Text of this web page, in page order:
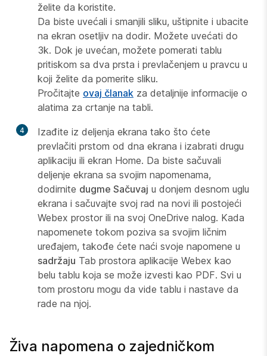
želite da koristite.
Da biste uvećali i smanjili sliku, uštipnite i ubacite
na ekran osetljiv na dodir. Možete uvećati do
3k. Dok je uvećan, možete pomerati tablu
pritiskom sa dva prsta i prevlačenjem u pravcu u
koji želite da pomerite sliku.
Pročitajte ovaj članak za detaljnije informacije o
alatima za crtanje na tabli.
4
Izađite iz deljenja ekrana tako što ćete
prevlačiti prstom od dna ekrana i izabrati drugu
aplikaciju ili ekran Home. Da biste sačuvali
deljenje ekrana sa svojim napomenama,
dodirnite dugme Sačuvaj u donjem desnom uglu
ekrana i sačuvajte svoj rad na novi ili postojeći
Webex prostor ili na svoj OneDrive nalog. Kada
napomenete tokom poziva sa svojim ličnim
uređajem, takođe ćete naći svoje napomene u
sadržaju Tab prostora aplikacije Webex kao
belu tablu koja se može izvesti kao PDF. Svi u
tom prostoru mogu da vide tablu i nastave da
rade na njoj.
Živa napomena o zajedničkom